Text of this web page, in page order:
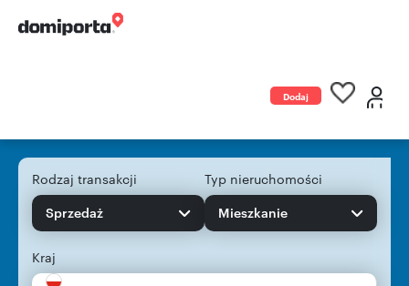
Dodaj
Rodzaj transakcji
Sprzedaż
Typ nieruchomości
Mieszkanie
Kraj